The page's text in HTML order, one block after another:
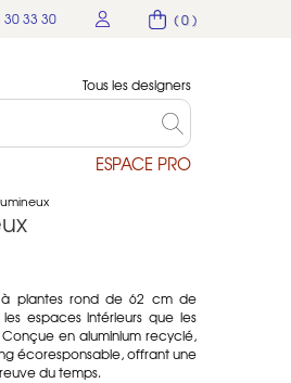
( 0 )
30 33 30
Tous les designers
ESPACE PRO
plantes rond de 62 cm de
espaces intérieurs que les
en aluminium recyclé,
écoresponsable, offrant une
du temps.